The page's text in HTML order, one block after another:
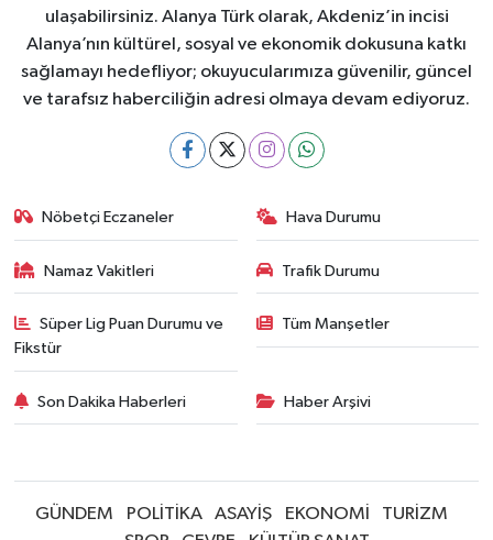
ulaşabilirsiniz. Alanya Türk olarak, Akdeniz’in incisi
Alanya’nın kültürel, sosyal ve ekonomik dokusuna katkı
sağlamayı hedefliyor; okuyucularımıza güvenilir, güncel
ve tarafsız haberciliğin adresi olmaya devam ediyoruz.
Nöbetçi Eczaneler Hava Durumu
Namaz Vakitleri Trafik Durumu
Süper Lig Puan Durumu ve
Fikstür
Tüm Manşetler
Son Dakika Haberleri Haber Arşivi
GÜNDEM POLİTİKA ASAYİŞ EKONOMİ
TURİZM